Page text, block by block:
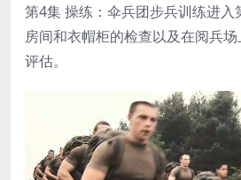
第4集 操练：伞兵团步兵训练进入
房间和衣帽柜的检查以及在阅兵
评估。